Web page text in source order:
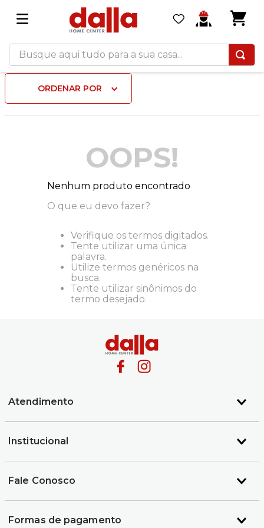
Busque aqui tudo para a sua casa...
ORDENAR POR
OOPS!
Nenhum produto encontrado
O que eu devo fazer?
Verifique os termos digitados.
Tente utilizar uma única
palavra.
Utilize termos genéricos na
busca.
Tente utilizar sinônimos do
termo desejado.
Atendimento
Institucional
Fale Conosco
Formas de pagamento